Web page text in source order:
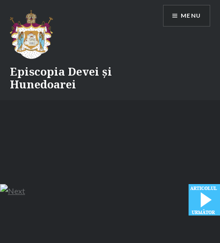
content
Episcopia Devei și
Hunedoarei
MENU